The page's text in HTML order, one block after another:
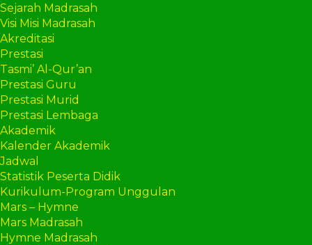
Sejarah Madrasah
Visi Misi Madrasah
Akreditasi
Prestasi
Tasmi’ Al-Qur’an
Prestasi Guru
Prestasi Murid
Prestasi Lembaga
Akademik
Kalender Akademik
Jadwal
Statistik Peserta Didik
Kurikulum-Program Unggulan
Mars – Hymne
Mars Madrasah
Hymne Madrasah